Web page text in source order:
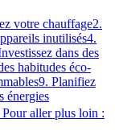
votre chauffage2.
inutilisés4.
dans des
habitudes éco-
9. Planifiez
énergies
aller plus loin :